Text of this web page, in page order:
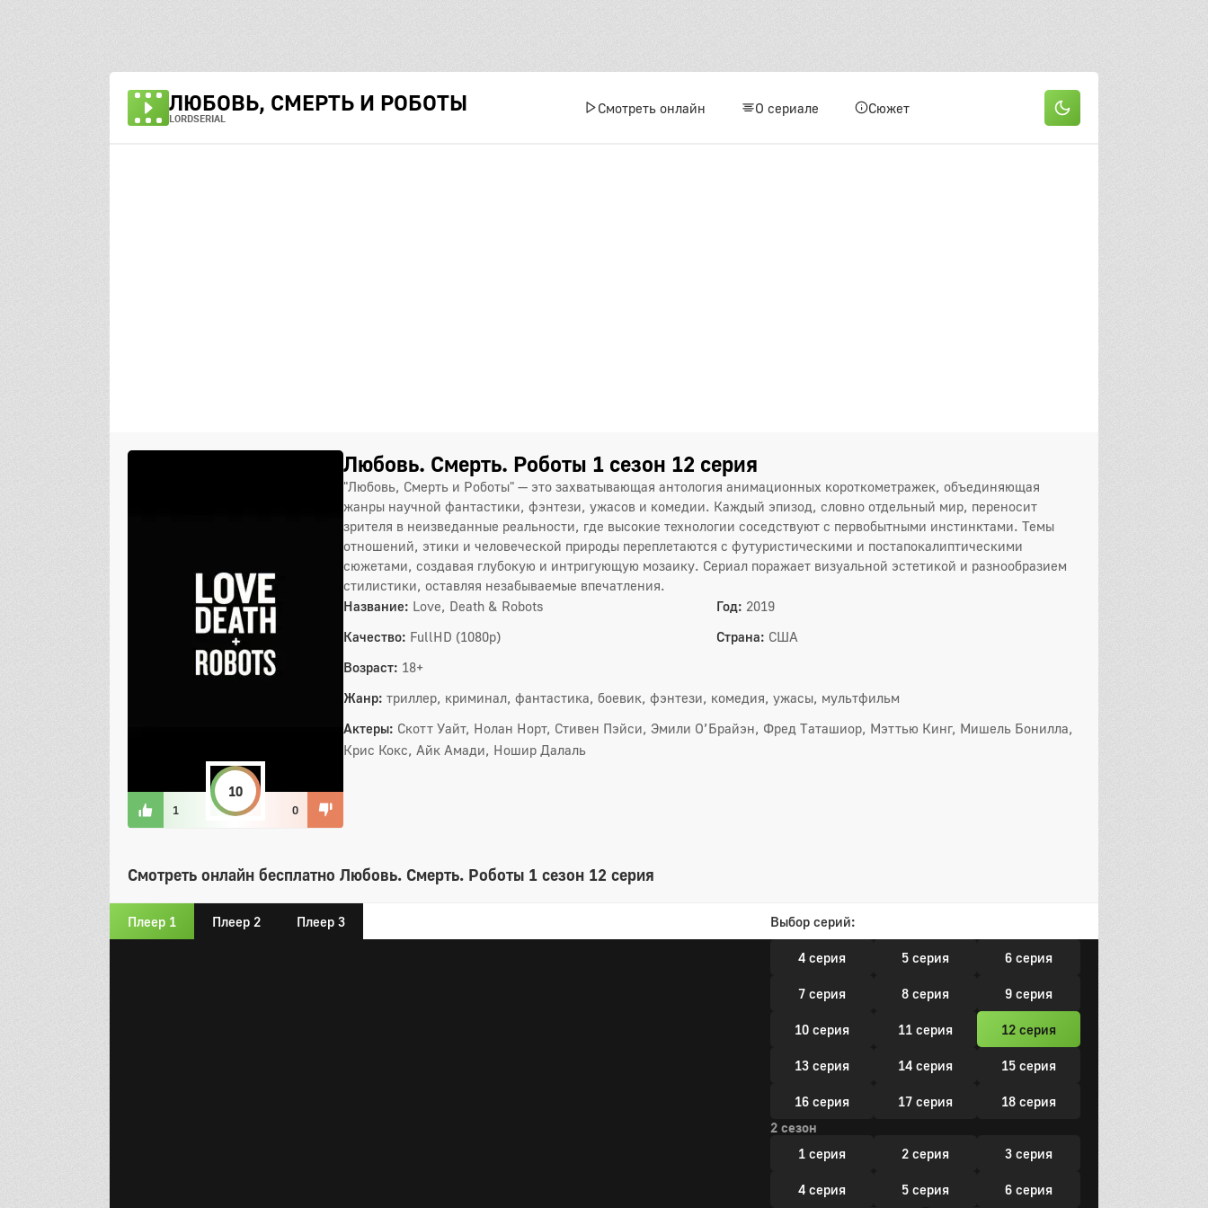
ЛЮБОВЬ, СМЕРТЬ И РОБОТЫ
LORDSERIAL
Смотреть онлайн О сериале Сюжет
1
10
0
Любовь. Смерть. Роботы 1 сезон 12 серия
"Любовь, Смерть и Роботы" — это захватывающая антология анимационных короткометражек, объединяющая
жанры научной фантастики, фэнтези, ужасов и комедии. Каждый эпизод, словно отдельный мир, переносит
зрителя в неизведанные реальности, где высокие технологии соседствуют с первобытными инстинктами. Темы
отношений, этики и человеческой природы переплетаются с футуристическими и постапокалиптическими
сюжетами, создавая глубокую и интригующую мозаику. Сериал поражает визуальной эстетикой и разнообразием
стилистики, оставляя незабываемые впечатления.
Название: Love, Death & Robots Год: 2019
Качество: FullHD (1080p) Страна: США
Возраст: 18+
Жанр: триллер, криминал, фантастика, боевик, фэнтези, комедия, ужасы, мультфильм
Актеры: Скотт Уайт, Нолан Норт, Стивен Пэйси, Эмили О’Брайэн, Фред Таташиор, Мэттью Кинг, Мишель Бонилла,
Крис Кокс, Айк Амади, Ношир Далаль
Смотреть онлайн бесплатно Любовь. Смерть. Роботы 1 сезон 12 серия
Плеер 1 Плеер 2 Плеер 3 Выбор серий:
1 серия
4 серия 5 серия 6 серия
7 серия 8 серия 9 серия
10 серия 11 серия 12 серия
13 серия 14 серия 15 серия
16 серия 17 серия
18 серия
2 сезон
1 серия
2 серия 3 серия
4 серия 5 серия 6 серия